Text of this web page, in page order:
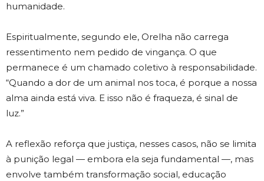
humanidade.
Espiritualmente, segundo ele, Orelha não carrega
ressentimento nem pedido de vingança. O que
permanece é um chamado coletivo à responsabilidade.
“Quando a dor de um animal nos toca, é porque a nossa
alma ainda está viva. E isso não é fraqueza, é sinal de
luz.”
A reflexão reforça que justiça, nesses casos, não se limita
à punição legal — embora ela seja fundamental —, mas
envolve também transformação social, educação